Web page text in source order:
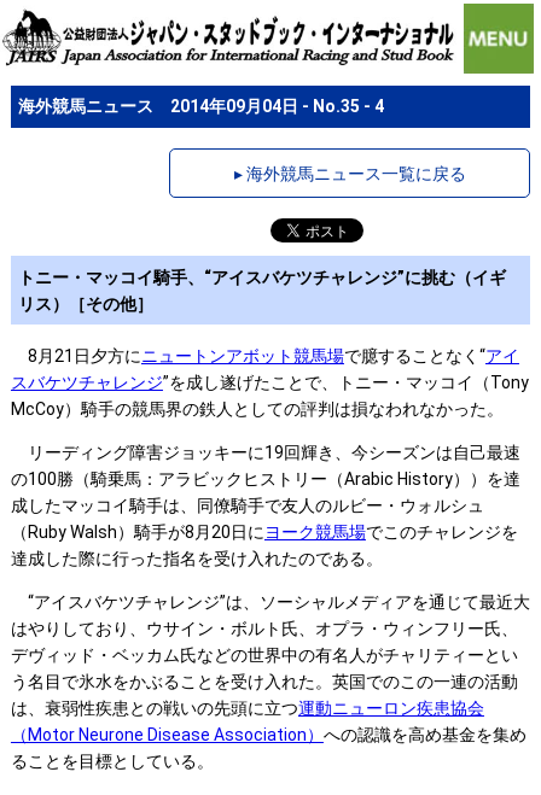
海外競馬ニュース 2014年09月04日 - No.35 - 4
▸ 海外競馬ニュース一覧に戻る
トニー・マッコイ騎手、“アイスバケツチャレンジ”に挑む（イギ
リス）［その他］
8月21日夕方にニュートンアボット競馬場で臆することなく“アイ
スバケツチャレンジ”を成し遂げたことで、トニー・マッコイ（Tony
McCoy）騎手の競馬界の鉄人としての評判は損なわれなかった。
リーディング障害ジョッキーに19回輝き、今シーズンは自己最速
の100勝（騎乗馬：アラビックヒストリー（Arabic History））を達
成したマッコイ騎手は、同僚騎手で友人のルビー・ウォルシュ
（Ruby Walsh）騎手が8月20日にヨーク競馬場でこのチャレンジを
達成した際に行った指名を受け入れたのである。
“アイスバケツチャレンジ”は、ソーシャルメディアを通じて最近大
はやりしており、ウサイン・ボルト氏、オプラ・ウィンフリー氏、
デヴィッド・ベッカム氏などの世界中の有名人がチャリティーとい
う名目で氷水をかぶることを受け入れた。英国でのこの一連の活動
は、衰弱性疾患との戦いの先頭に立つ運動ニューロン疾患協会
（Motor Neurone Disease Association） への認識を高め基金を集め
ることを目標としている。